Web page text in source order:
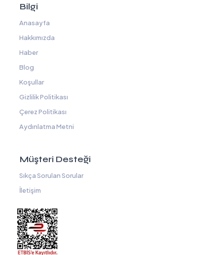
Bilgi
Anasayfa
Hakkımızda
Haber
Blog
Koşullar
Gizlilik Politikası
Çerez Politikası
Aydınlatma Metni
Müşteri Desteği
Sıkça Sorulan Sorular
İletişim